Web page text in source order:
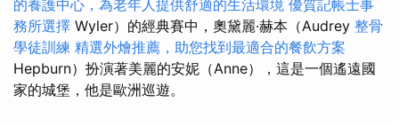
的養護中心，為老年人提供舒適的生活環境 優質記帳士事
務所選擇 Wyler）的經典賽中，奧黛麗·赫本（Audrey 整骨
學徒訓練 精選外燴推薦，助您找到最適合的餐飲方案
Hepburn）扮演著美麗的安妮（Anne），這是一個遙遠國
家的城堡，他是歐洲巡遊。